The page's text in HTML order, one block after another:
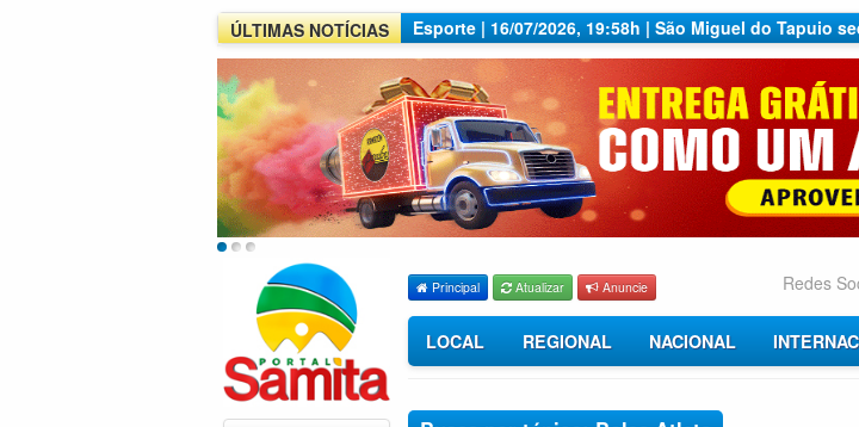
ÚLTIMAS NOTÍCIAS
Esporte | 16/07/2026, 19:58h | São Miguel do Tapuio
Principal Atualizar Anuncie Redes
LOCAL REGIONAL NACIONAL